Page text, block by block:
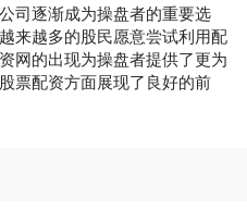
司逐渐成为操盘者的重要选
来越多的股民愿意尝试利用配
网的出现为操盘者提供了更为
票配资方面展现了良好的前